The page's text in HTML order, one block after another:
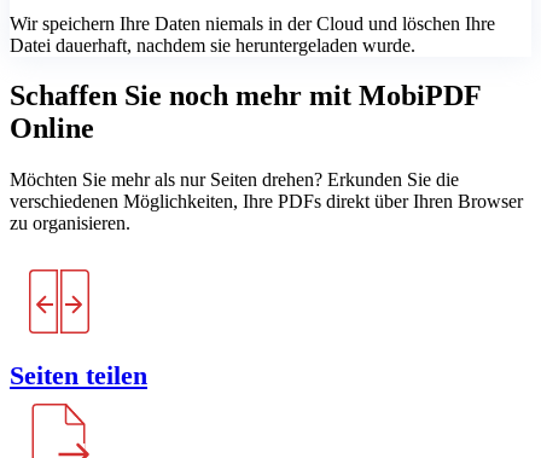
Wir speichern Ihre Daten niemals in der Cloud und löschen Ihre
Datei dauerhaft, nachdem sie heruntergeladen wurde.
Schaffen Sie noch mehr mit MobiPDF
Online
Möchten Sie mehr als nur Seiten drehen? Erkunden Sie die
verschiedenen Möglichkeiten, Ihre PDFs direkt über Ihren Browser
zu organisieren.
Seiten teilen